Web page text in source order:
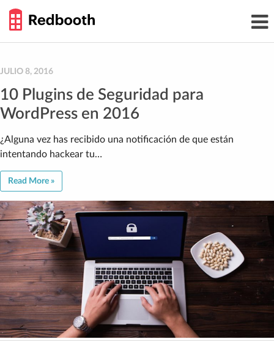
content
GUIDE
JULIO 8, 2016
10 Plugins de Seguridad para
WordPress en 2016
¿Alguna vez has recibido una notificación de que están
intentando hackear tu…
Read More »